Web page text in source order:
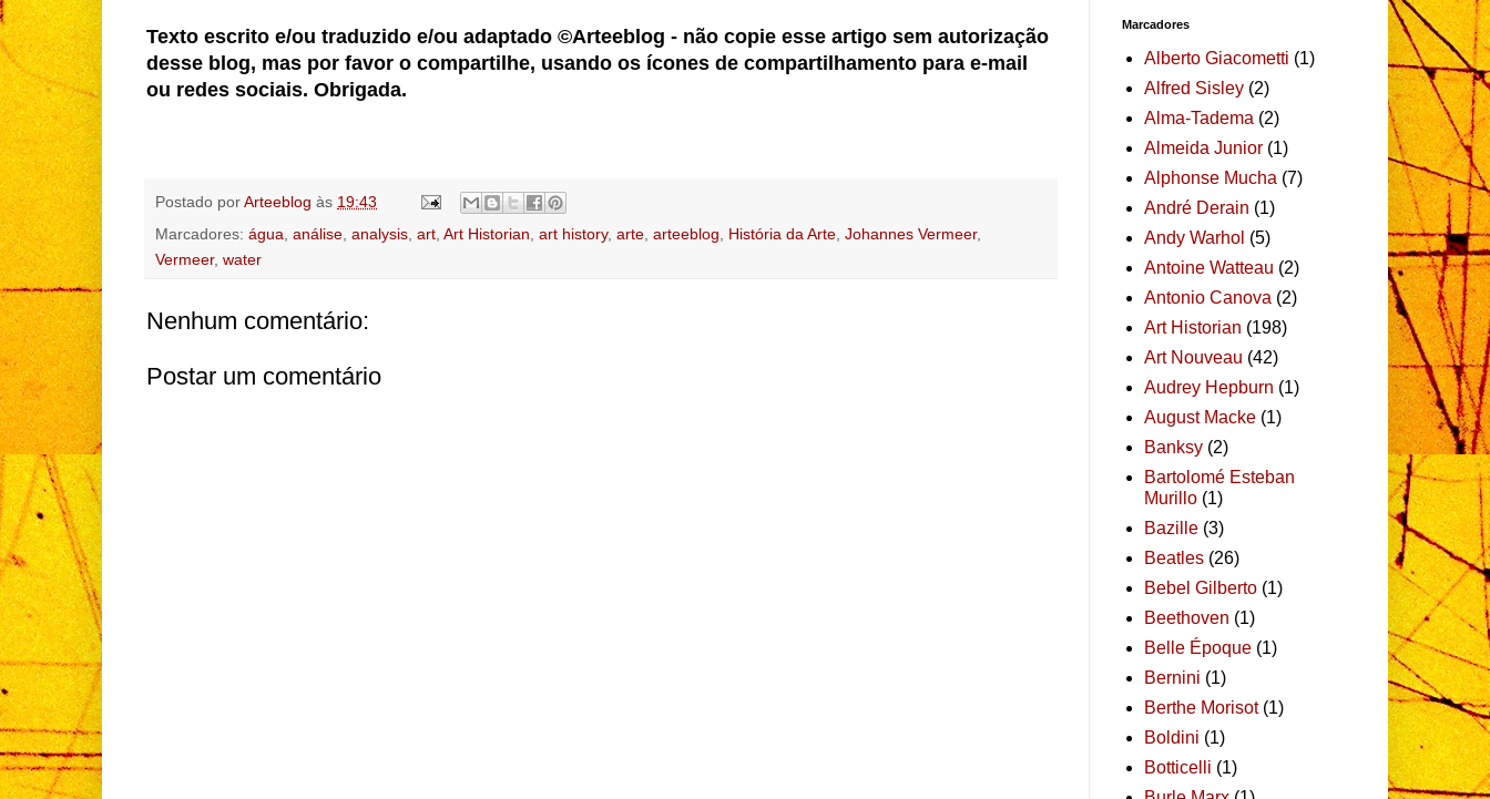
Texto escrito e/ou traduzido e/ou adaptado ©Arteeblog - não copie esse artigo sem autorização
desse blog, mas por favor o compartilhe, usando os ícones de compartilhamento para e-mail
ou redes sociais. Obrigada.
Postado porArteeblog às 19:43
Marcadores: água análise analysis art Art Historian art history, arte arteeblog História da Arte Johannes Vermeer,
Vermeer, water
Nenhum comentário:
Postar um comentário
Marcadores
Alberto Giacometti (1)
Alfred Sisley (2)
Alma-Tadema (2)
Almeida Junior (1)
Alphonse Mucha (7)
André Derain (1)
Andy Warhol (5)
Antoine Watteau (2)
Antonio Canova (2)
Art Historian (198)
Art Nouveau (42)
Audrey Hepburn (1)
August Macke (1)
Banksy (2)
Bartolomé Esteban
Murillo (1)
Bazille (3)
Beatles (26)
Bebel Gilberto (1)
Beethoven (1)
Belle Époque (1)
Bernini (1)
Berthe Morisot (1)
Boldini (1)
Botticelli (1)